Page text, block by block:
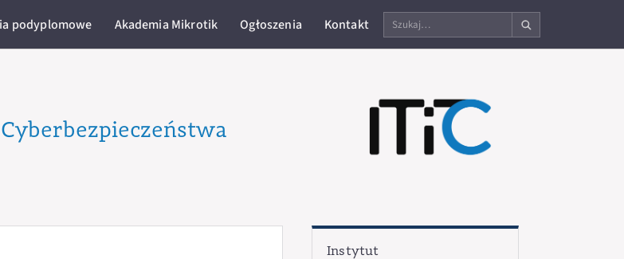
podyplomowe Akademia Mikrotik Ogłoszenia Kontakt
Szukaj
na
stronie
Instytut